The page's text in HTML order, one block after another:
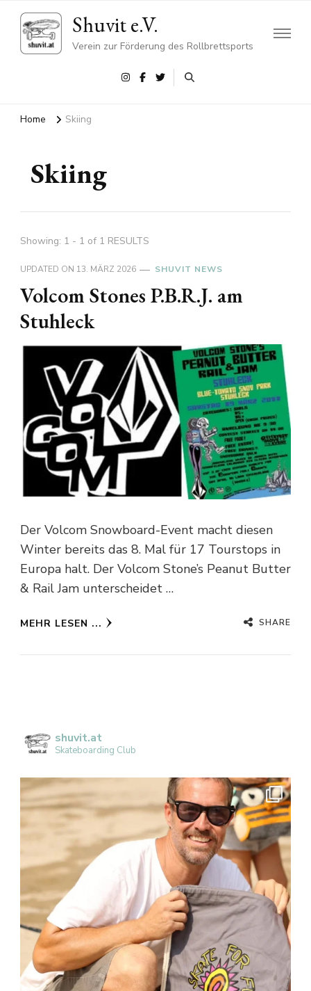
Shuvit e.V.
Verein zur Förderung des Rollbrettsports
Home Skiing
Skiing
Showing: 1 - 1 of 1 RESULTS
UPDATED ON 13. MÄRZ 2026 SHUVIT NEWS
Volcom Stones P.B.R.J. am
Stuhleck
Der Volcom Snowboard-Event macht diesen
Winter bereits das 8. Mal für 17 Tourstops in
Europa halt. Der Volcom Stone’s Peanut Butter
& Rail Jam unterscheidet …
MEHR LESEN ... SHARE
shuvit.at
Skateboarding Club